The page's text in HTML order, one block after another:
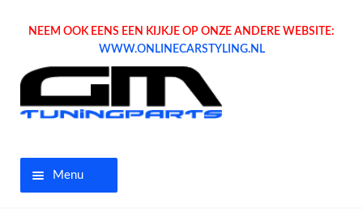
NEEM OOK EENS EEN KIJKJE OP ONZE ANDERE WEBSITE:
WWW.ONLINECARSTYLING.NL
Menu